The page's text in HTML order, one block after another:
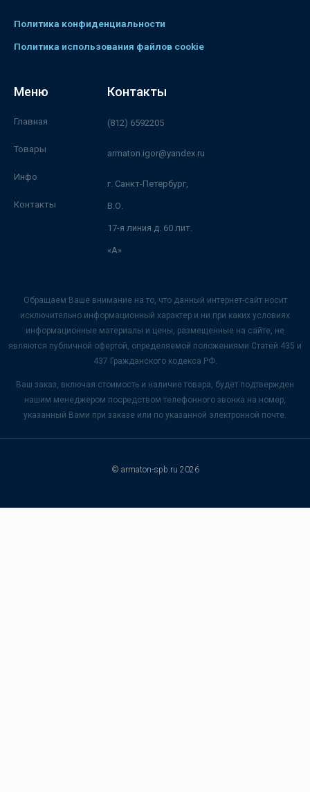
Политика конфиденциальности
Политика использования файлов cookie
Меню
Главная
Товары
Инфо
Контакты
Контакты
(812) 6592205
armaton.igor@yandex.ru
г. Санкт-Петербург,
В.О.
17-я линия д. 60 лит.
«А»
Обращаем Ваше внимание на то, что данный интернет-сайт носит
исключительно информационный характер и ни при каких условиях
информационные материалы и цены, размещенные на сайте, не
являются публичной офертой, определяемой положениями Статей 435 и
437 Гражданского кодекса РФ.
Ваш заказ, включая стоимость и наличие товара, будет подтвержден
нашим менеджером посредством телефонного звонка на номер,
указанный Вами при заказе или по указанной электронной почте.
© armaton-spb.ru 2026